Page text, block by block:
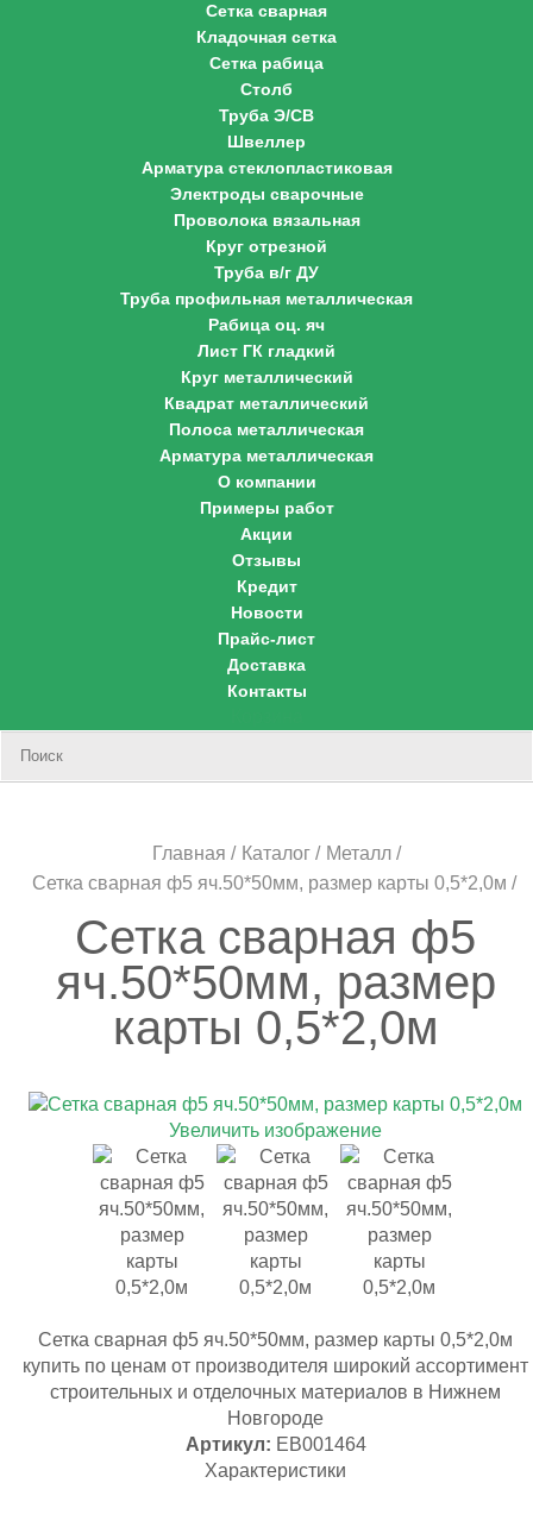
Сетка сварная
Кладочная сетка
Сетка рабица
Столб
Труба Э/СВ
Швеллер
Арматура стеклопластиковая
Электроды сварочные
Проволока вязальная
Круг отрезной
Труба в/г ДУ
Труба профильная металлическая
Рабица оц. яч
Лист ГК гладкий
Круг металлический
Квадрат металлический
Полоса металлическая
Арматура металлическая
О компании
Примеры работ
Акции
Отзывы
Кредит
Новости
Прайс-лист
Доставка
Контакты
Главная Каталог
Металл
Сетка сварная ф5 яч.50*50мм, размер карты 0,5*2,0м
Сетка сварная ф5
яч.50*50мм, размер
карты 0,5*2,0м
Увеличить изображение
Сетка сварная ф5 яч.50*50мм, размер карты 0,5*2,0м
купить по ценам от производителя широкий ассортимент
строительных и отделочных материалов в Нижнем
Новгороде
Артикул: ЕВ001464
Характеристики